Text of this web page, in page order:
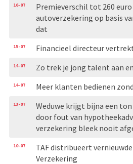
16-07
Premieverschil tot 260
autoverzekering op basis
dat
15-07 Financieel directeur
14-07 Zo trek je jong talent aan
14-07 Meer klanten bedienen
13-07
Weduwe krijgt bijna een
door fout van
verzekering bleek nooit
10-07
TAF distribueert
Verzekering